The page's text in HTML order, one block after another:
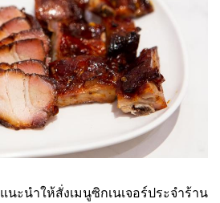
นะนำให้สั่งเมนูซิกเนเจอร์ประจำร้าน